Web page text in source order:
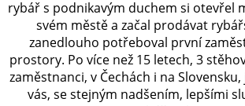
rybář s podnikavým duchem si otevřel
svém městě a začal prodávat
zanedlouho potřeboval první
prostory. Po více než 15 letech, 3
zaměstnanci, v Čechách i na
vás, se stejným nadšením, lepšími